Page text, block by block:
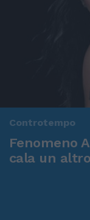
Controtempo
Fenomeno
cala un